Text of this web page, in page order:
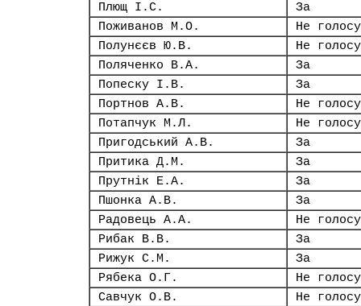
Плющ І.С.
За
Поживанов М.О.
Не
Полунєєв Ю.В.
Не
Поляченко В.А.
За
Попеску І.В.
За
Портнов А.В.
Не
Потапчук М.Л.
Не
Пригодський А.В.
За
Притика Д.М.
За
Прутнік Е.А.
За
Пшонка А.В.
За
Радовець А.А.
Не
Рибак В.В.
За
Рижук С.М.
За
Рябека О.Г.
Не
Савчук О.В.
Не